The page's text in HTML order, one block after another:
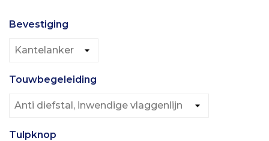
Bevestiging
Touwbegeleiding
Tulpknop